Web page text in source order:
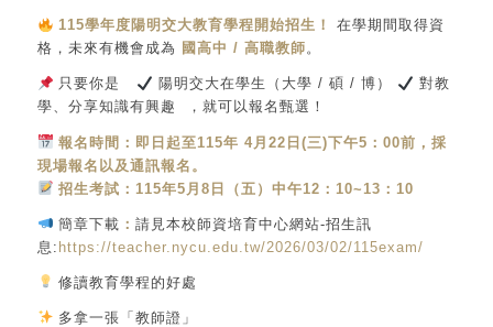
115學年度 陽明交大教育學程開始招生！在學期間取得資
格，未來有機會成為 國高中 / 高職教師。
只要你是 陽明交大在學生（大學 / 碩 / 博）
對教
學、分享知識有興趣 ，就可以報名甄選！
報名時間： 即日起至115年 4月22日(三)下午5：00前，採
現場報名以及通訊報名。
招生考試： 115年5月8日（五）中午12：10~13： 10
簡章下載 ：請見本校師資培育中心網站-招生訊
息: https://teacher.nycu.edu.tw/2026/03/02/115exam/
修讀教育學程的好處
多拿一張「教師證」